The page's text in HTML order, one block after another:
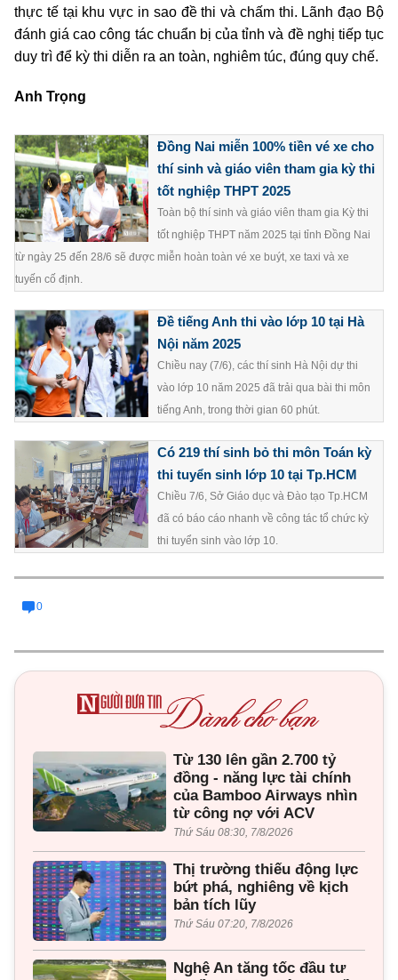
thực tế tại khu vực in sao đề thi và chấm thi. Lãnh đạo Bộ
đánh giá cao công tác chuẩn bị của tỉnh và đề nghị tiếp tục
duy trì để kỳ thi diễn ra an toàn, nghiêm túc, đúng quy chế.
Anh Trọng
Đồng Nai miễn 100% tiền vé xe cho
thí sinh và giáo viên tham gia kỳ thi
tốt nghiệp THPT 2025
Toàn bộ thí sinh và giáo viên tham gia Kỳ thi
tốt nghiệp THPT năm 2025 tại tỉnh Đồng Nai
từ ngày 25 đến 28/6 sẽ được miễn hoàn toàn vé xe buýt, xe taxi và xe
tuyến cố định.
Đề tiếng Anh thi vào lớp 10 tại Hà
Nội năm 2025
Chiều nay (7/6), các thí sinh Hà Nội dự thi
vào lớp 10 năm 2025 đã trải qua bài thi môn
tiếng Anh, trong thời gian 60 phút.
Có 219 thí sinh bỏ thi môn Toán kỳ
thi tuyển sinh lớp 10 tại Tp.HCM
Chiều 7/6, Sở Giáo dục và Đào tạo Tp.HCM
đã có báo cáo nhanh về công tác tổ chức kỳ
thi tuyển sinh vào lớp 10.
0
Từ 130 lên gần 2.700 tỷ
đồng - năng lực tài chính
của Bamboo Airways nhìn
từ công nợ với ACV
Thứ Sáu 08:30, 7/8/2026
Thị trường thiếu động lực
bứt phá, nghiêng về kịch
bản tích lũy
Thứ Sáu 07:20, 7/8/2026
Nghệ An tăng tốc đầu tư